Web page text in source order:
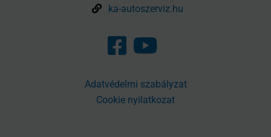
ka-autoszerviz.hu
Adatvédelmi szabályzat
Cookie nyilatkozat